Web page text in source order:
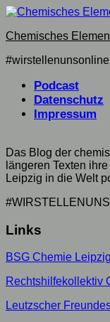
Skip
content
Chemisches
#wirstellenunsonline
Podcast
Datenschutz
Impressum
Das Blog der
längeren Texten
Leipzig in die Welt
Links
BSG Chemie Leipzig
Rechtshilfekollektiv
Leutzscher